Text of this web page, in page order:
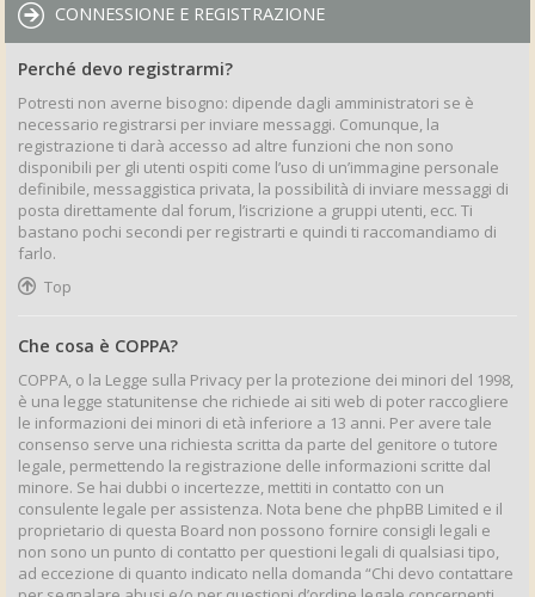
CONNESSIONE E REGISTRAZIONE
Perché devo registrarmi?
Potresti non averne bisogno: dipende dagli amministratori se è
necessario registrarsi per inviare messaggi. Comunque, la
registrazione ti darà accesso ad altre funzioni che non sono
disponibili per gli utenti ospiti come l’uso di un’immagine personale
definibile, messaggistica privata, la possibilità di inviare messaggi di
posta direttamente dal forum, l’iscrizione a gruppi utenti, ecc. Ti
bastano pochi secondi per registrarti e quindi ti raccomandiamo di
farlo.
Top
Che cosa è COPPA?
COPPA, o la Legge sulla Privacy per la protezione dei minori del 1998,
è una legge statunitense che richiede ai siti web di poter raccogliere
le informazioni dei minori di età inferiore a 13 anni. Per avere tale
consenso serve una richiesta scritta da parte del genitore o tutore
legale, permettendo la registrazione delle informazioni scritte dal
minore. Se hai dubbi o incertezze, mettiti in contatto con un
consulente legale per assistenza. Nota bene che phpBB Limited e il
proprietario di questa Board non possono fornire consigli legali e
non sono un punto di contatto per questioni legali di qualsiasi tipo,
ad eccezione di quanto indicato nella domanda “Chi devo contattare